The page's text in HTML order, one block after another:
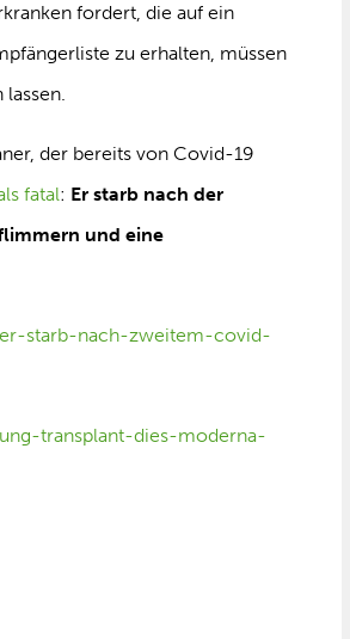
fordert, die auf ein
zu erhalten, müssen
der bereits von Covid-19
fatal: Er starb nach der
und eine
starb-nach-zweitem-covid-
transplant-dies-moderna-